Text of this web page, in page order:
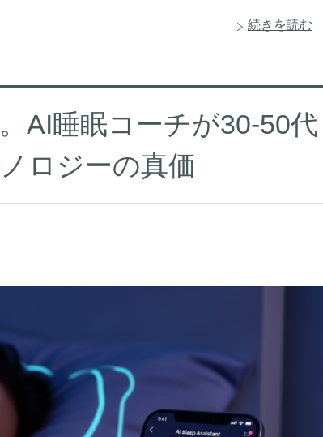
続きを読む
AI睡眠コーチが30-50代
ロジーの真価